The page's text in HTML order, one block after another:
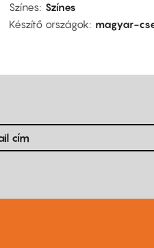
Színes Színes
Készítő országok
magyar-